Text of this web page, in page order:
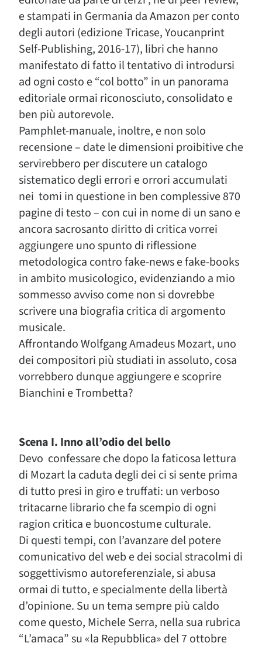
e stampati in Germania da Amazon per conto
degli autori (edizione Tricase, Youcanprint
Self-Publishing, 2016-17), libri che hanno
manifestato di fatto il tentativo di introdursi
ad ogni costo e “col botto” in un panorama
editoriale ormai riconosciuto, consolidato e
ben più autorevole.
Pamphlet-manuale, inoltre, e non solo
recensione – date le dimensioni proibitive che
servirebbero per discutere un catalogo
sistematico degli errori e orrori accumulati
nei tomi in questione in ben complessive 870
pagine di testo – con cui in nome di un sano e
ancora sacrosanto diritto di critica vorrei
aggiungere uno spunto di riflessione
metodologica contro fake-news e fake-books
in ambito musicologico, evidenziando a mio
sommesso avviso come non si dovrebbe
scrivere una biografia critica di argomento
musicale.
Affrontando Wolfgang Amadeus Mozart, uno
dei compositori più studiati in assoluto, cosa
vorrebbero dunque aggiungere e scoprire
Bianchini e Trombetta?
Scena I. Inno all’odio del bello
Devo confessare che dopo la faticosa lettura
di Mozart la caduta degli dei ci si sente prima
di tutto presi in giro e truffati: un verboso
tritacarne librario che fa scempio di ogni
ragion critica e buoncostume culturale.
Di questi tempi, con l’avanzare del potere
comunicativo del web e dei social stracolmi di
soggettivismo autoreferenziale, si abusa
ormai di tutto, e specialmente della libertà
d’opinione. Su un tema sempre più caldo
come questo, Michele Serra, nella sua rubrica
“L’amaca” su «la Repubblica» del 7 ottobre